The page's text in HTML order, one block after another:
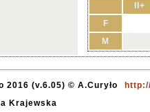
II+
F
M
2016 (v.6.05) © A.Curyło
Krajewska